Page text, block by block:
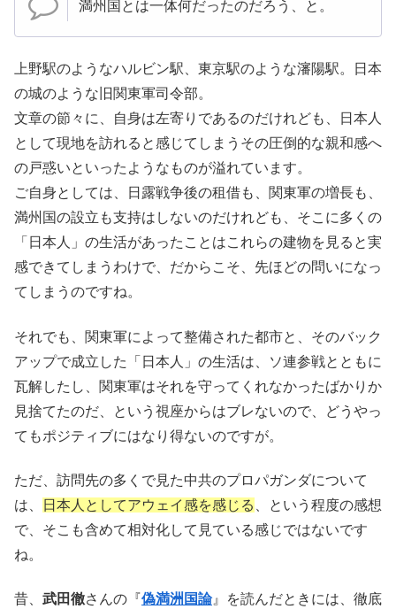
満州国とは一体何だったのだろう、と。
上野駅のようなハルビン駅、東京駅のような瀋陽駅。日本
の城のような旧関東軍司令部。
文章の節々に、自身は左寄りであるのだけれども、日本人
として現地を訪れると感じてしまうその圧倒的な親和感へ
の戸惑いといったようなものが溢れています。
ご自身としては、日露戦争後の租借も、関東軍の増長も、
満州国の設立も支持はしないのだけれども、そこに多くの
「日本人」の生活があったことはこれらの建物を見ると実
感できてしまうわけで、だからこそ、先ほどの問いになっ
てしまうのですね。
それでも、関東軍によって整備された都市と、そのバック
アップで成立した「日本人」の生活は、ソ連参戦とともに
瓦解したし、関東軍はそれを守ってくれなかったばかりか
見捨てたのだ、という視座からはブレないので、どうやっ
てもポジティブにはなり得ないのですが。
ただ、訪問先の多くで見た中共のプロパガンダについて
は、
日本人としてアウェイ感を感じる
、という程度の感想
で、そこも含めて相対化して見ている感じではないです
ね。
昔、 武田徹さんの『偽満洲国論』を読んだときには、徹底